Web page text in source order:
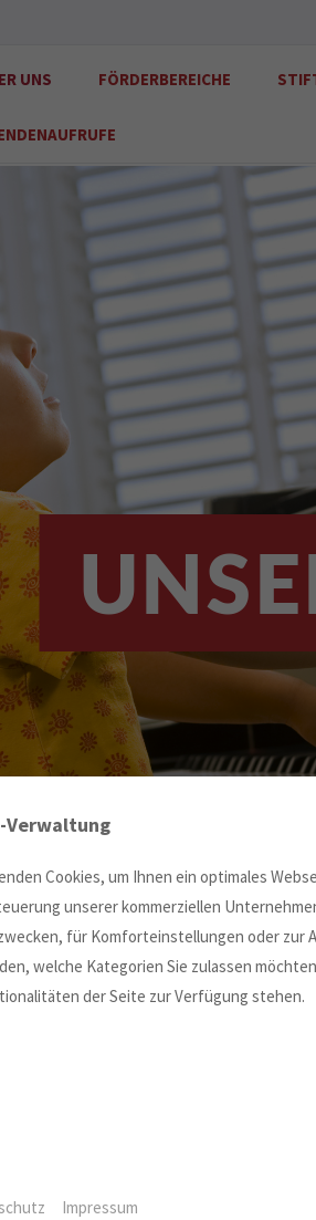
UNS FÖRDERBEREICHE
Dittrich Group für Bildung
Kultur und interkulturelle
Säulen in einer
Verwaltung
Cookies, um Ihnen ein optimales
unserer kommerziellen
für Komforteinstellungen oder zur
welche Kategorien Sie zulassen
der Seite zur Verfügung stehen.
Impressum